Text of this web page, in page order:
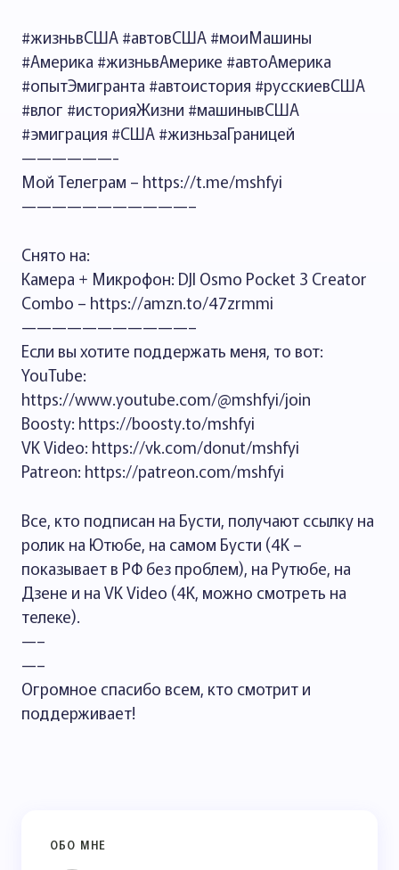
#жизньвСША #автовСША #моиМашины
#Америка #жизньвАмерике #автоАмерика
#опытЭмигранта #автоистория #русскиевСША
#влог #историяЖизни #машинывСША
#эмиграция #США #жизньзаГраницей
——————-
Мой Телеграм – https://t.me/mshfyi
———————————–
Снято на:
Камера + Микрофон: DJI Osmo Pocket 3 Creator
Combo – https://amzn.to/47zrmmi
———————————–
Если вы хотите поддержать меня, то вот:
YouTube:
https://www.youtube.com/@mshfyi/join
Boosty: https://boosty.to/mshfyi
VK Video: https://vk.com/donut/mshfyi
Patreon: https://patreon.com/mshfyi
Все, кто подписан на Бусти, получают ссылку на
ролик на Ютюбе, на самом Бусти (4К –
показывает в РФ без проблем), на Рутюбе, на
Дзене и на VK Video (4K, можно смотреть на
телеке).
—–
—–
Огромное спасибо всем, кто смотрит и
поддерживает!
ОБО МНЕ